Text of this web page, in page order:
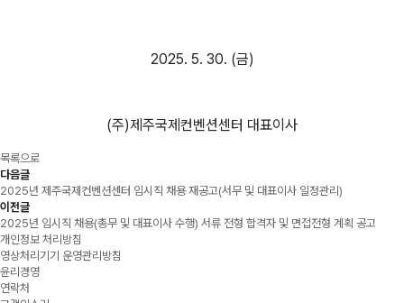
2025. 5. 30. (금)
(주)제주국제컨벤션센터 대표이사
목록으로
다음글
2025년 제주국제컨벤션센터 임시직 채용 재공고(서무 및 대표이사 일정관리)
이전글
2025년 임시직 채용(총무 및 대표이사 수행) 서류 전형 합격자 및 면접전형 계획 공고
개인정보 처리방침
영상처리기기 운영관리방침
윤리경영
연락처